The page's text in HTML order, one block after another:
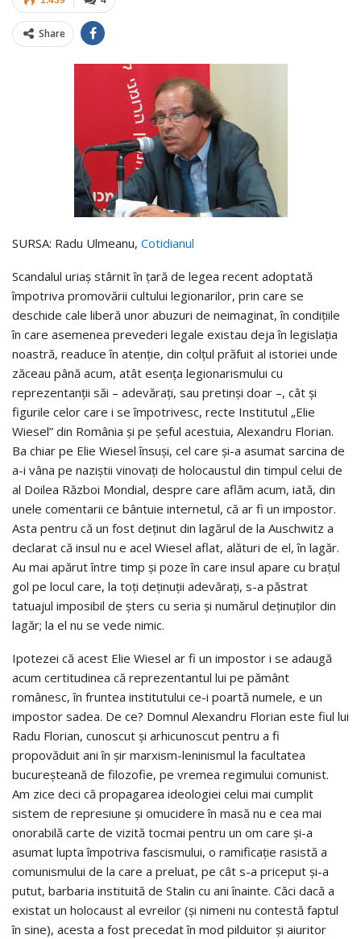
Share
SURSA: Radu Ulmeanu, Cotidianul
Scandalul uriaş stârnit în ţară de legea recent adoptată
împotriva promovării cultului legionarilor, prin care se
deschide cale liberă unor abuzuri de neimaginat, în condiţiile
în care asemenea prevederi legale existau deja în legislaţia
noastră, readuce în atenţie, din colţul prăfuit al istoriei unde
zăceau până acum, atât esenţa legionarismului cu
reprezentanţii săi – adevăraţi, sau pretinşi doar –, cât şi
figurile celor care i se împotrivesc, recte Institutul „Elie
Wiesel” din România şi pe şeful acestuia, Alexandru Florian.
Ba chiar pe Elie Wiesel însuşi, cel care şi-a asumat sarcina de
a-i vâna pe naziştii vinovaţi de holocaustul din timpul celui de
al Doilea Război Mondial, despre care aflăm acum, iată, din
unele comentarii ce bântuie internetul, că ar fi un impostor.
Asta pentru că un fost deţinut din lagărul de la Auschwitz a
declarat că insul nu e acel Wiesel aflat, alături de el, în lagăr.
Au mai apărut între timp şi poze în care insul apare cu braţul
gol pe locul care, la toţi deţinuţii adevăraţi, s-a păstrat
tatuajul imposibil de şters cu seria şi numărul deţinuţilor din
lagăr; la el nu se vede nimic.
Ipotezei că acest Elie Wiesel ar fi un impostor i se adaugă
acum certitudinea că reprezentantul lui pe pământ
românesc, în fruntea institutului ce-i poartă numele, e un
impostor sadea. De ce? Domnul Alexandru Florian este fiul lui
Radu Florian, cunoscut şi arhicunoscut pentru a fi
propovăduit ani în şir marxism-leninismul la facultatea
bucureşteană de filozofie, pe vremea regimului comunist.
Am zice deci că propagarea ideologiei celui mai cumplit
sistem de represiune şi omucidere în masă nu e cea mai
onorabilă carte de vizită tocmai pentru un om care şi-a
asumat lupta împotriva fascismului, o ramificaţie rasistă a
comunismului de la care a preluat, pe cât s-a priceput şi-a
putut, barbaria instituită de Stalin cu ani înainte. Căci dacă a
existat un holocaust al evreilor (şi nimeni nu contestă faptul
în sine), acesta a fost precedat în mod pilduitor şi aiuritor